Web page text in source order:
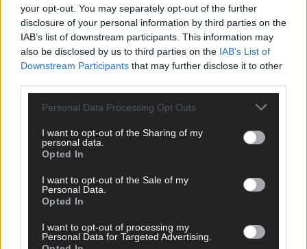
your opt-out. You may separately opt-out of the further
disclosure of your personal information by third parties on the
IAB’s list of downstream participants. This information may
also be disclosed by us to third parties on the IAB’s List of
Downstream Participants that may further disclose it to other
Personal Data Processing Opt Outs
I want to opt-out of the Sharing of my
personal data.
Opted In
I want to opt-out of the Sale of my
Personal Data.
Opted In
I want to opt-out of processing my
Personal Data for Targeted Advertising.
KEINE NEWS MEHR VERPASSEN
ANZEIGE